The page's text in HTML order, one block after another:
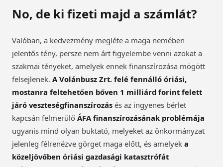
No, de ki fizeti majd a számlát?
Valóban, a kedvezmény megléte a maga nemében
jelentős tény, persze nem árt figyelembe venni azokat a
szakmai tényeket, amelyek ennek finanszírozása mögött
felsejlenek. A Volánbusz Zrt. felé fennálló óriási,
mostanra feltehetően bőven 1 milliárd forint felett
járó veszteségfinanszírozás és az ingyenes bérlet
kapcsán felmerülő ÁFA finanszírozásának problémája
ugyanis mind olyan buktató, melyeket az önkormányzat
jelenleg félrenézve görget maga előtt, és amelyek a
közeljövőben óriási gazdasági katasztrófát